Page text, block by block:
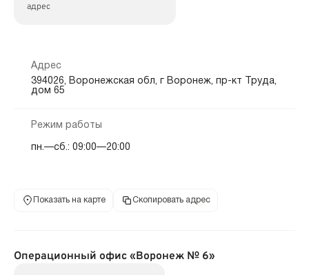
адрес
Адрес
394026, Воронежская обл, г Воронеж, пр-кт Труда,
дом 65
Режим работы
пн.—сб.: 09:00—20:00
Показать на карте Скопировать адрес
Операционный офис «Воронеж № 6»